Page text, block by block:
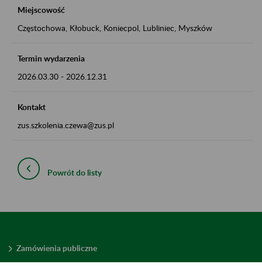
Miejscowość
Częstochowa, Kłobuck, Koniecpol, Lubliniec, Myszków
Termin wydarzenia
2026.03.30 - 2026.12.31
Kontakt
zus.szkolenia.czewa@zus.pl
Powrót do listy
Zamówienia publiczne